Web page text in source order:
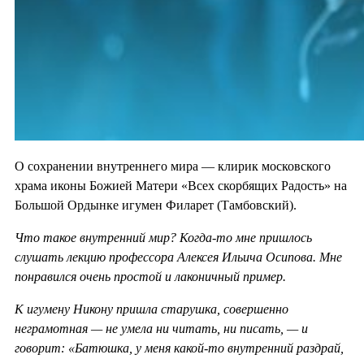
О сохранении внутреннего мира — клирик московского
храма иконы Божией Матери «Всех скорбящих Радость» на
Большой Ордынке игумен Филарет (Тамбовский).
Что такое внутренний мир? Когда-то мне пришлось
слушать лекцию профессора Алексея Ильича Осипова. Мне
понравился очень простой и лаконичный пример.
К игумену Никону пришла старушка, совершенно
неграмотная — не умела ни читать, ни писать, — и
говорит: «Батюшка, у меня какой-то внутренний раздрай,